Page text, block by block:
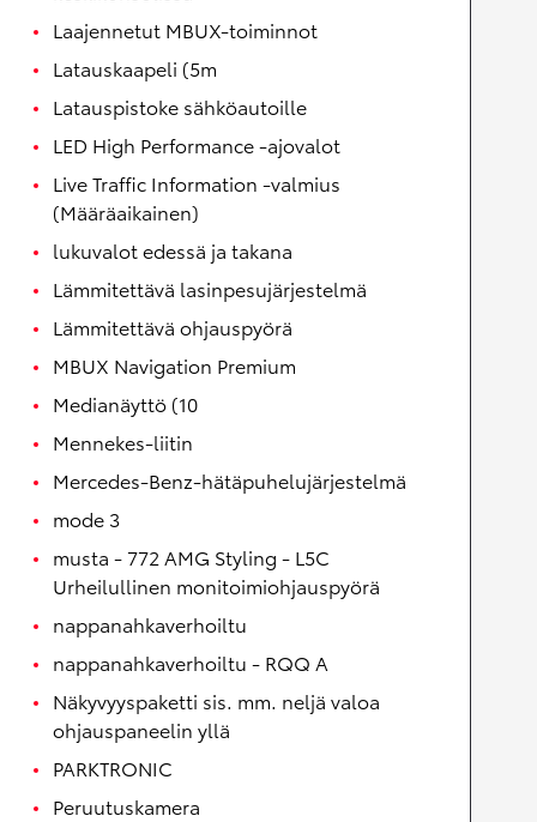
Laajennetut MBUX-toiminnot
Latauskaapeli (5m
Latauspistoke sähköautoille
LED High Performance -ajovalot
Live Traffic Information -valmius
(Määräaikainen)
lukuvalot edessä ja takana
Lämmitettävä lasinpesujärjestelmä
Lämmitettävä ohjauspyörä
MBUX Navigation Premium
Medianäyttö (10
Mennekes-liitin
Mercedes-Benz-hätäpuhelujärjestelmä
mode 3
musta - 772 AMG Styling - L5C
Urheilullinen monitoimiohjauspyörä
nappanahkaverhoiltu
nappanahkaverhoiltu - RQQ A
Näkyvyyspaketti sis. mm. neljä valoa
ohjauspaneelin yllä
PARKTRONIC
Peruutuskamera